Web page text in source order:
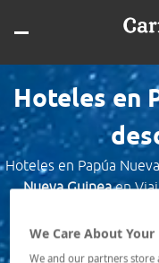
Hoteles en
Hoteles en Papúa
Nueva Guineaen
We Care About Your
We and our partners store